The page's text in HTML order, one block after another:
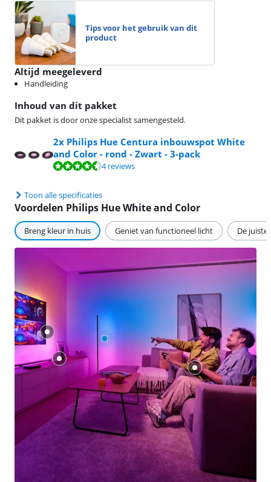
Inhoud van dit pakket
Dit pakket is door onze specialist samengesteld.
2x Philips Hue Centura inbouwspot White
and Color - rond - Zwart - 3-pack
Beoordeling is 8,8 van de 10, gebaseerd op 4 reviews.
4 reviews
Toon alle specificaties
Tips voor het gebruik van dit
product
Altijd meegeleverd
Handleiding
Voordelen Philips Hue White and Color
Breng kleur in huis Geniet van functioneel licht De